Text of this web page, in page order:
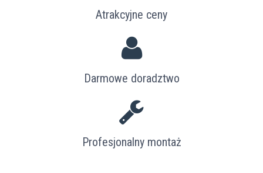
Atrakcyjne ceny
Darmowe doradztwo
Profesjonalny montaż